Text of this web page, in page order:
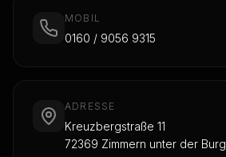
MOBIL
0160 / 9056 9315
ADRESSE
Kreuzbergstraße 11
72369 Zimmern unter der Burg